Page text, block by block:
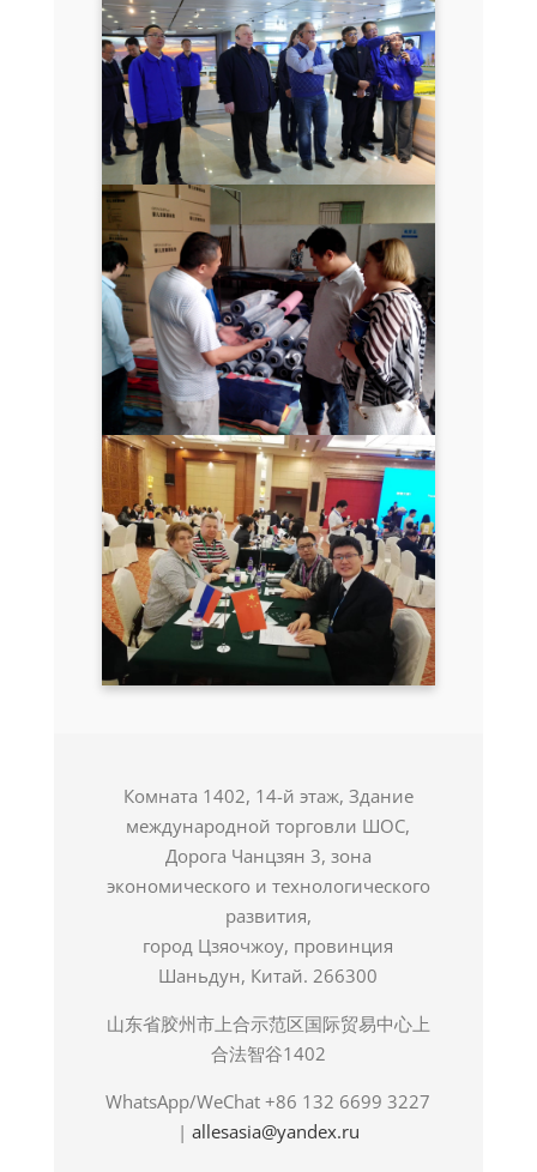
Комната 1402, 14-й этаж, Здание
международной торговли ШОС,
Дорога Чанцзян 3, зона
экономического и технологического
развития,
город Цзяочжоу, провинция
Шаньдун, Китай. 266300
山东省胶州市上合示范区国际贸易中心上
合法智谷1402
WhatsApp/WeChat +86 132 6699 3227
| allesasia@yandex.ru